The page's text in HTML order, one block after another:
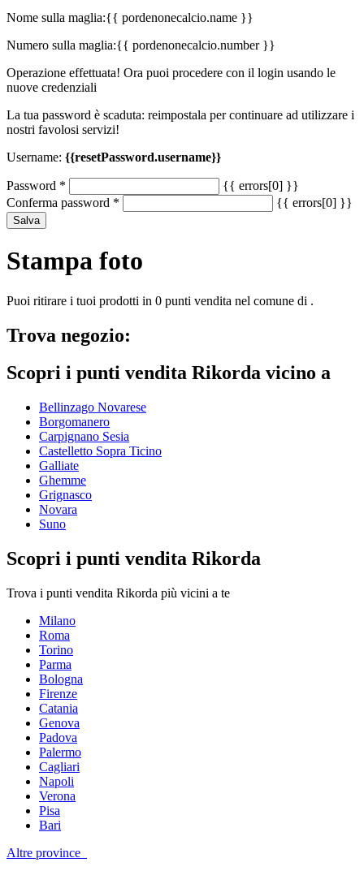
Nome sulla maglia:{{ pordenonecalcio.name }}
Numero sulla maglia:{{ pordenonecalcio.number }}
Operazione effettuata! Ora puoi procedere con il login usando le
nuove credenziali
La tua password è scaduta: reimpostala per continuare ad utilizzare i
nostri favolosi servizi!
Username: {{resetPassword.username}}
Password *
{{ errors[0] }}
Conferma password * {{ errors[0] }}
Salva
Stampa foto
Puoi ritirare i tuoi prodotti in 0 punti vendita nel comune di .
Trova negozio:
Scopri i punti vendita Rikorda vicino a
Bellinzago Novarese
Borgomanero
Carpignano Sesia
Castelletto Sopra Ticino
Galliate
Ghemme
Grignasco
Novara
Suno
Scopri i punti vendita Rikorda
Trova i punti vendita Rikorda più vicini a te
Milano
Roma
Torino
Parma
Bologna
Firenze
Catania
Genova
Padova
Palermo
Cagliari
Napoli
Verona
Pisa
Bari
Altre province